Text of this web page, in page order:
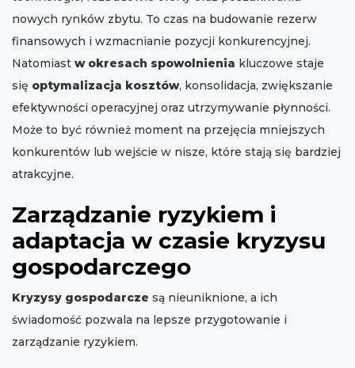
nowych rynków zbytu. To czas na budowanie rezerw
finansowych i wzmacnianie pozycji konkurencyjnej.
Natomiast w okresach spowolnienia kluczowe staje
się optymalizacja kosztów, konsolidacja, zwiększanie
efektywności operacyjnej oraz utrzymywanie płynności.
Może to być również moment na przejęcia mniejszych
konkurentów lub wejście w nisze, które stają się bardziej
atrakcyjne.
Zarządzanie ryzykiem i
adaptacja w czasie kryzysu
gospodarczego
Kryzysy gospodarcze są nieuniknione, a ich
świadomość pozwala na lepsze przygotowanie i
zarządzanie ryzykiem.